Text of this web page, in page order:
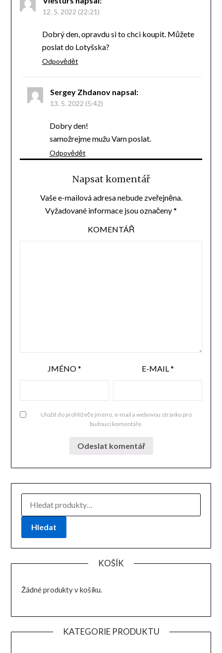
12. 5. 2022 (22:21)
Dobrý den, opravdu si to chci koupit. Můžete
poslat do Lotyšska?
Odpovědět
Sergey Zhdanov napsal:
13. 5. 2022 (5:42)
Dobry den!
samožrejme mužu Vam poslat.
Odpovědět
Napsat komentář
Vaše e-mailová adresa nebude zveřejněna.
Vyžadované informace jsou označeny*
KOMENTÁŘ
JMÉNO* E-MAIL*
Uložit do prohlížeče jméno, e-mail a webovou stránku pro
budoucí komentáře.
Hledat
KOŠÍK
Žádné produkty v košíku.
KATEGORIE PRODUKTU